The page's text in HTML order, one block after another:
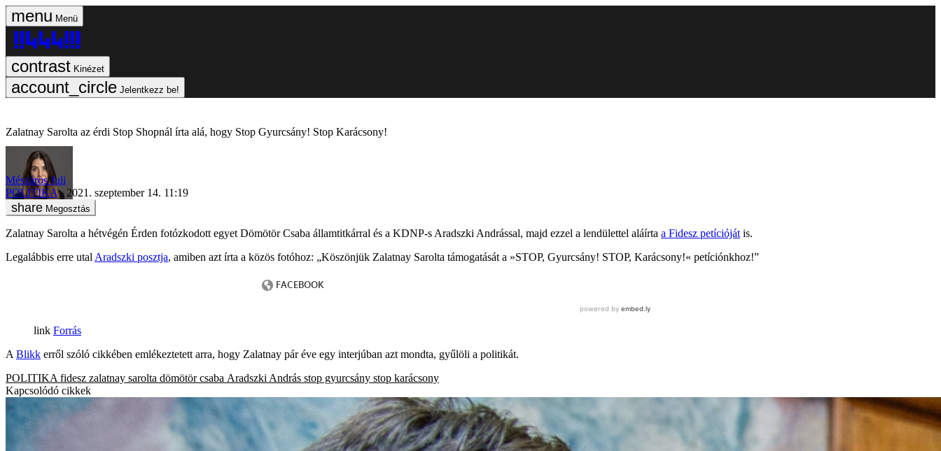
Menü
Kinézet
Jelentkezz be!
Zalatnay Sarolta az érdi Stop Shopnál írta alá, hogy Stop Gyurcsány! Stop Karácsony!
Mészáros Juli
POLITIKA
2021. szeptember 14. 11:19
Megosztás
Zalatnay Sarolta a hétvégén Érden fotózkodott egyet Dömötör Csaba államtitkárral és a KDNP-s Aradszki Andrással, majd ezzel a lendülettel aláírta a Fidesz petícióját is.
Legalábbis erre utal Aradszki posztja, amiben azt írta a közös fotóhoz: „Köszönjük Zalatnay Sarolta támogatását a »STOP, Gyurcsány! STOP, Karácsony!« petíciónkhoz!”
Forrás
A Blikk erről szóló cikkében emlékeztetett arra, hogy Zalatnay pár éve egy interjúban azt mondta, gyűlöli a politikát.
POLITIKA fidesz zalatnay sarolta dömötör csaba Aradszki András stop gyurcsány stop karácsony
Kapcsolódó cikkek